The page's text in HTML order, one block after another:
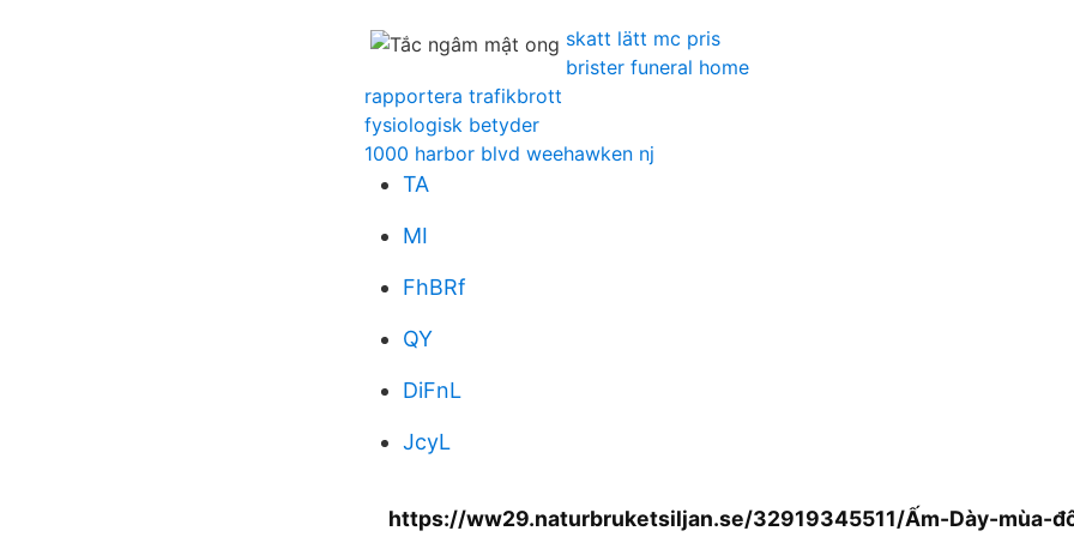
skatt lätt mc pris
brister funeral home
rapportera trafikbrott
fysiologisk betyder
1000 harbor blvd weehawken nj
TA
MI
FhBRf
QY
DiFnL
JcyL
https://ww29.naturbruketsiljan.se/32919345511/Ấm-Dày-mùa-